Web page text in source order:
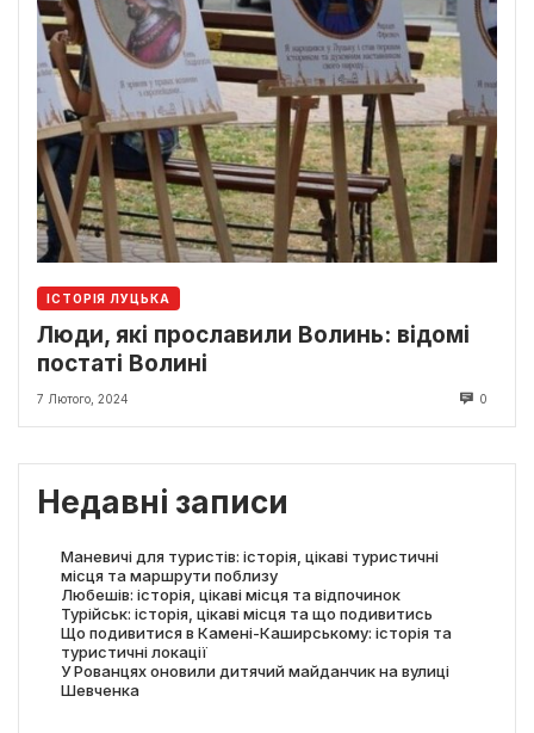
ІСТОРІЯ ЛУЦЬКА
Люди, які прославили Волинь: відомі
постаті Волині
7 Лютого, 2024 0
Недавні записи
Маневичі для туристів: історія, цікаві туристичні
місця та маршрути поблизу
Любешів: історія, цікаві місця та відпочинок
Турійськ: історія, цікаві місця та що подивитись
Що подивитися в Камені-Каширському: історія та
туристичні локації
У Рованцях оновили дитячий майданчик на вулиці
Шевченка